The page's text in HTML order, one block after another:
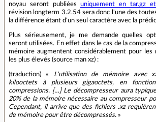
noyau seront publiéesuniquement en tar.gz
révision longterm 3.2.54 sera donc l'une des
la différence étant d'un seul caractère avec la
Plus sérieusement, je me demande quelles
seront utilisées. En effet dans le cas de la
mémoire augmentent considérablement pour les
les plus élevés (source man xz) :
(traduction) «
L'utilisation de mémoire avec
kilooctets à plusieurs gigaoctets, en
compressions. […] Le décompresseur aura
20% de la mémoire nécessaire au compresseur
Cependant, il arrive que des fichiers .xz
de mémoire pour être décompressés. »